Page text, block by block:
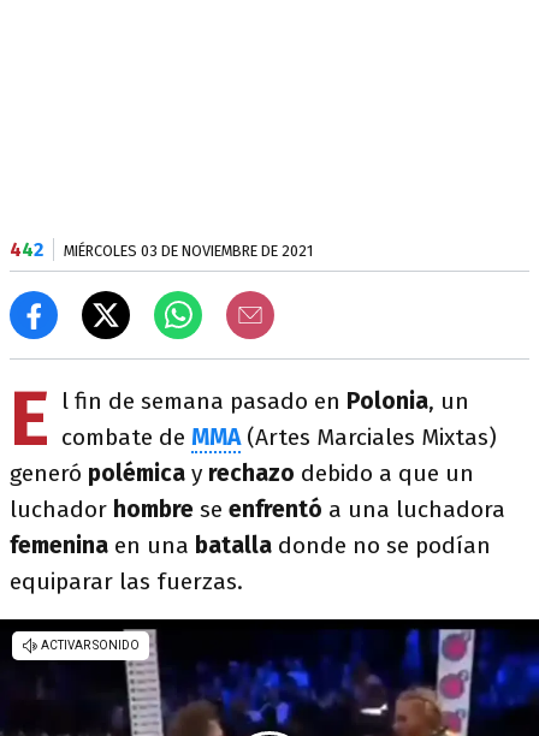
442 MIÉRCOLES 03 DE NOVIEMBRE DE 2021
E l fin de semana pasado en Polonia, un
combate de MMA(Artes Marciales Mixtas)
generó polémica y rechazo debido a que un
luchador hombre se enfrentó a una luchadora
femenina en una batalla donde no se podían
equiparar las fuerzas.